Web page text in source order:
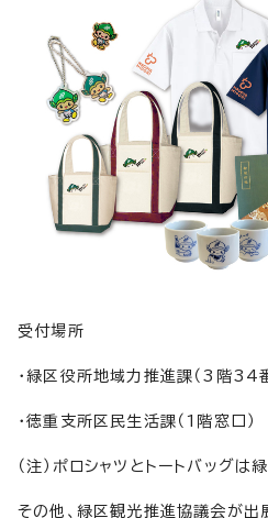
受付場所
・緑区役所地域力推進課（3階34
・徳重支所区民生活課（1階窓口）
（注）ポロシャツとトートバッグは
その他、緑区観光推進協議会が出